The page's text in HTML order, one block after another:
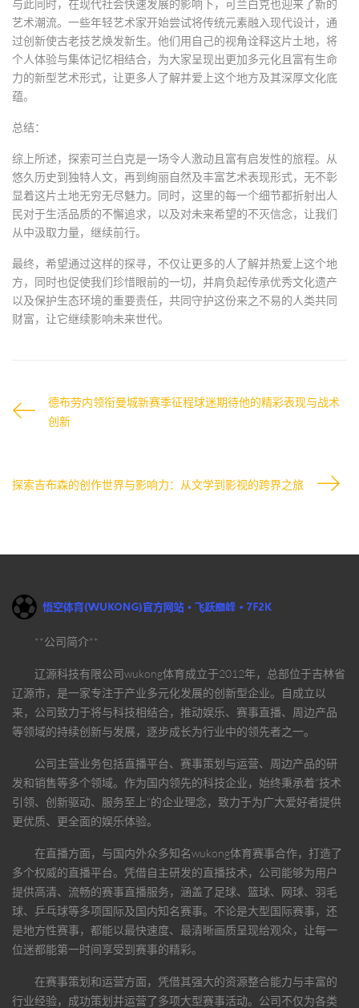
与此同时，在现代社会快速发展的影响下，可兰白克也迎来了新的
艺术潮流。一些年轻艺术家开始尝试将传统元素融入现代设计，通
过创新使古老技艺焕发新生。他们用自己的视角诠释这片土地，将
个人体验与集体记忆相结合，为大家呈现出更加多元化且富有生命
力的新型艺术形式，让更多人了解并爱上这个地方及其深厚文化底
蕴。
总结：
综上所述，探索可兰白克是一场令人激动且富有启发性的旅程。从
悠久历史到独特人文，再到绚丽自然及丰富艺术表现形式，无不彰
显着这片土地无穷无尽魅力。同时，这里的每一个细节都折射出人
民对于生活品质的不懈追求，以及对未来希望的不灭信念，让我们
从中汲取力量，继续前行。
最终，希望通过这样的探寻，不仅让更多的人了解并热爱上这个地
方，同时也促使我们珍惜眼前的一切，并肩负起传承优秀文化遗产
以及保护生态环境的重要责任，共同守护这份来之不易的人类共同
财富，让它继续影响未来世代。
德布劳内领衔曼城新赛季征程球迷期待他的精彩表现与战术
创新
探索吉布森的创作世界与影响力：从文学到影视的跨界之旅
**公司简介**
辽源科技有限公司wukong体育成立于2012年，总部位于吉林省
辽源市，是一家专注于产业多元化发展的创新型企业。自成立以
来，公司致力于将与科技相结合，推动娱乐、赛事直播、周边产品
等领域的持续创新与发展，逐步成长为行业中的领先者之一。
公司主营业务包括直播平台、赛事策划与运营、周边产品的研
发和销售等多个领域。作为国内领先的科技企业，始终秉承着“技术
引领、创新驱动、服务至上”的企业理念，致力于为广大爱好者提供
更优质、更全面的娱乐体验。
在直播方面，与国内外众多知名wukong体育赛事合作，打造了
多个权威的直播平台。凭借自主研发的直播技术，公司能够为用户
提供高清、流畅的赛事直播服务，涵盖了足球、篮球、网球、羽毛
球、乒乓球等多项国际及国内知名赛事。不论是大型国际赛事，还
是地方性赛事，都能以最快速度、最清晰画质呈现给观众，让每一
位迷都能第一时间享受到赛事的精彩。
在赛事策划和运营方面，凭借其强大的资源整合能力与丰富的
行业经验，成功策划并运营了多项大型赛事活动。公司不仅为各类